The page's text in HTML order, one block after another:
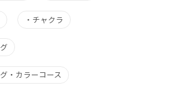
・ チャクラ
・カラーコース